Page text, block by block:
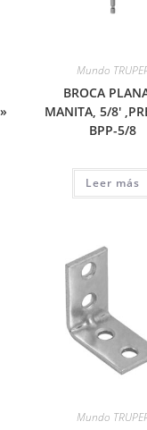
Mundo
BROCA
MANITA, 5/8′
BPP-5/8
Leer más
Mundo